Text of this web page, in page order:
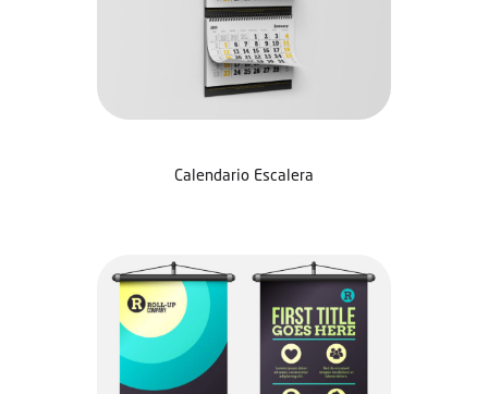
Calendario Escalera